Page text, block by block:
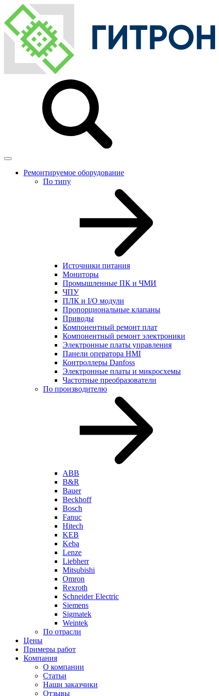
Ремонтируемое оборудование
По типу
Источники питания
Мониторы
Промышленные ПК и ЧМИ
ЧПУ
ПЛК и I/O модули
Пропорциональные клапаны
Приводы
Компонентный ремонт плат
Компонентный ремонт электроники
Электронные платы управления
Панели оператора HMI
Контроллеры Danfoss
Электронные платы и микросхемы
Частотные преобразователи
По производителю
ABB
B&R
Bauer
Beckhoff
Bosch
Fanuc
Hitech
KEB
Keba
Lenze
Liebherr
Mitsubishi
Omron
Rexroth
Schneider Electric
Siemens
Sigmatek
Weintek
По отрасли
Цены
Примеры работ
Компания
О компании
Статьи
Наши заказчики
Отзывы